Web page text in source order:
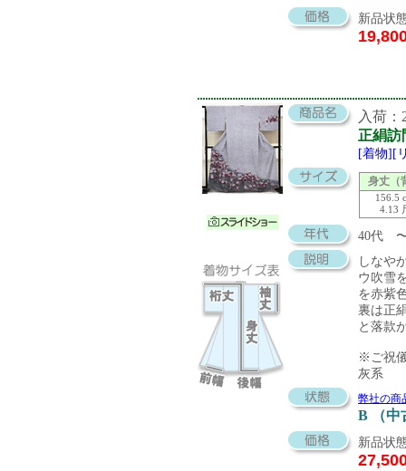
新品状
入荷：
正絹訪
[着物][
身丈（
156.5
4.13
40代
しなや
ウ吹雪
を赤紫
裏は正
と落款
※ご祝
灰系
弊社の商
B （中
新品状